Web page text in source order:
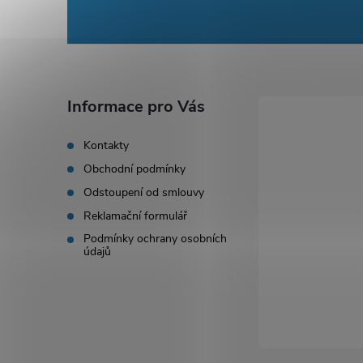
Informace pro Vás
Kontakty
Obchodní podmínky
Odstoupení od smlouvy
Reklamační formulář
Podmínky ochrany osobních
údajů